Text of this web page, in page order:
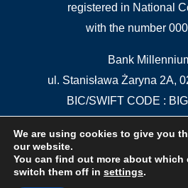
registered in National
with the number
Bank
ul. Stanisława Żaryna 2A,
BIC/SWIFT CODE :
The Free PIT Program provides
We are using cookies to give you
our website.
You can find out more about which
switch them off in settings.